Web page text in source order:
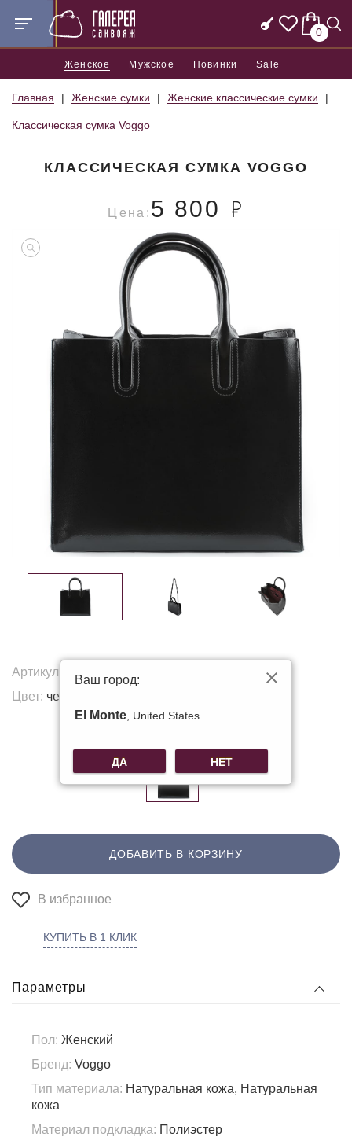
0
Женское Мужское Новинки Sale
Главная Женские сумки Женские классические сумки
Классическая сумка Voggo
КЛАССИЧЕСКАЯ СУМКА VOGGO
Цена: 5 800
Артикул:
K-8952
Цвет: черный
Другие цвета:
ДОБАВИТЬ В КОРЗИНУ
В избранное
КУПИТЬ В 1 КЛИК
Параметры
Пол: Женский
Бренд: Voggo
Тип материала: Натуральная кожа, Натуральная
кожа
Материал подкладка: Полиэстер
Ваш город:
El Monte , United States
ДА НЕТ